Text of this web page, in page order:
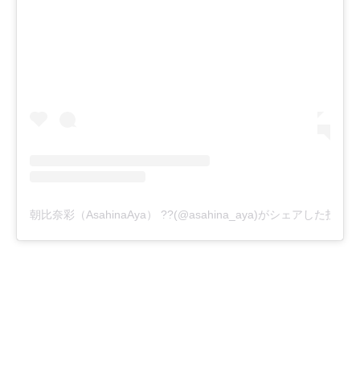
朝比奈彩（AsahinaAya） ??(@asahina_aya)がシェアした投稿